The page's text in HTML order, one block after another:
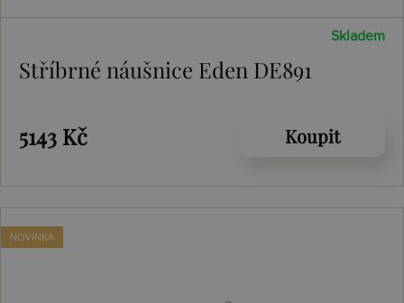
Skladem
Stříbrné náušnice Eden DE891
5143 Kč Koupit
NOVINKA